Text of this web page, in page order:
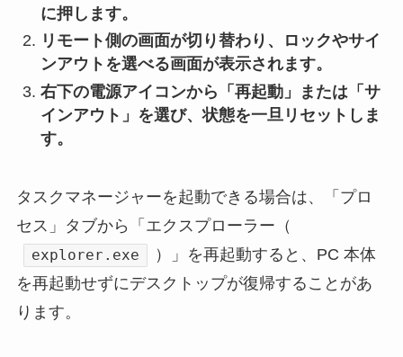
に押します。
リモート側の画面が切り替わり、ロックやサイ
ンアウトを選べる画面が表示されます。
右下の電源アイコンから「再起動」または「サ
インアウト」を選び、状態を一旦リセットしま
す。
タスクマネージャーを起動できる場合は、「プロ
セス」タブから「エクスプローラー（
explorer.exe
）」を再起動すると、PC 本体
を再起動せずにデスクトップが復帰することがあ
ります。